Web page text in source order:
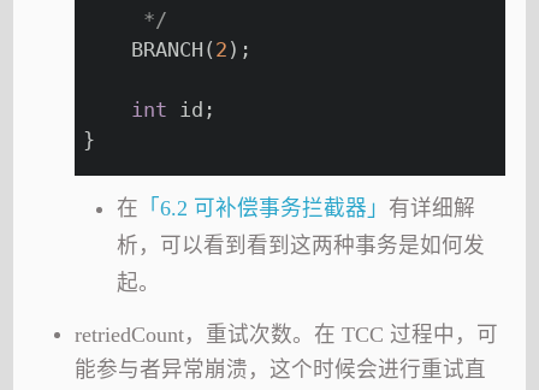
     */
    BRANCH(
2 );
int id;
}
在 「6.2 可补偿事务拦截器」 有详细解
析，可以看到看到这两种事务是如何发
起。
retriedCount，重试次数。在 TCC 过程中，可
能参与者异常崩溃，这个时候会进行重试直